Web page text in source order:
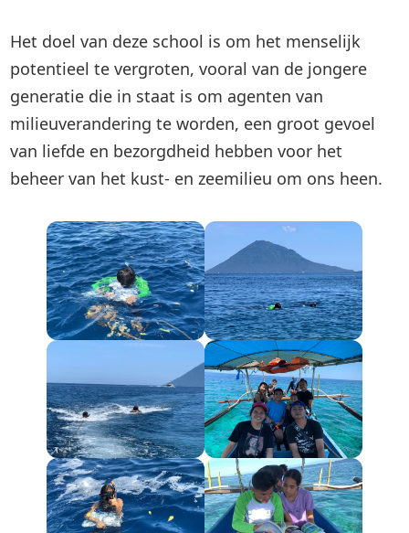
Het doel van deze school is om het menselijk
potentieel te vergroten, vooral van de jongere
generatie die in staat is om agenten van
milieuverandering te worden, een groot gevoel
van liefde en bezorgdheid hebben voor het
beheer van het kust- en zeemilieu om ons heen.